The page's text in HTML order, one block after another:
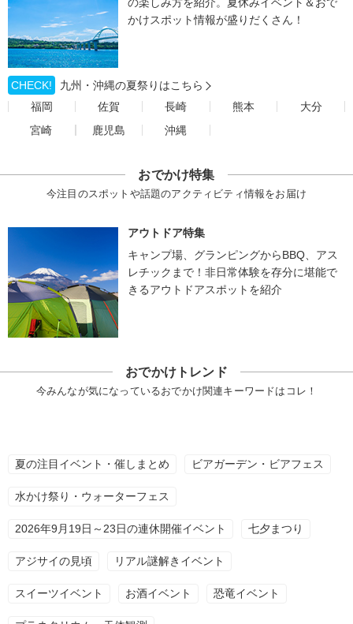
の楽しみ方を紹介。夏休みイベント＆おで
かけスポット情報が盛りだくさん！
CHECK!
九州・沖縄の夏祭りはこちら
福岡
佐賀 長崎 熊本
大分
宮崎
鹿児島 沖縄
おでかけ特集
今注目のスポットや話題のアクティビティ情報をお届け
アウトドア特集
キャンプ場、グランピングからBBQ、アス
レチックまで！非日常体験を存分に堪能で
きるアウトドアスポットを紹介
おでかけトレンド
今みんなが気になっているおでかけ関連キーワードはコレ！
夏の注目イベント・催しまとめ ビアガーデン・ビアフェス
水かけ祭り・ウォーターフェス
2026年9月19日～23日の連休開催イベント 七夕まつり
アジサイの見頃 リアル謎解きイベント
スイーツイベント お酒イベント 恐竜イベント